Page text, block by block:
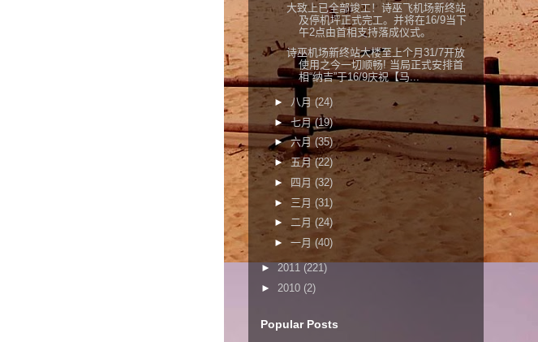
大致上已全部竣工！诗巫飞机场新终站
及停机坪正式完工。并将在16/9当下
午2点由首相支持落成仪式。
诗巫机场新终站大楼至上个月31/7开放
使用之今一切顺畅! 当局正式安排首
相“纳吉”于16/9庆祝【马...
► 八月(24)
►七月(19)
►六月 (35)
►五月 (22)
►
四月 (32)
► 三月 (31)
► 二月 (24)
► 一月 (40)
► 2011 (221)
► 2010 (2)
Popular Posts